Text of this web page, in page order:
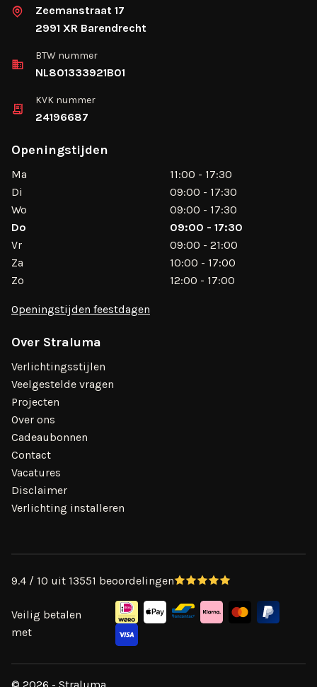
Zeemanstraat 17
2991 XR Barendrecht
BTW nummer
NL801333921B01
KVK nummer
24196687
Openingstijden
Ma
11:00 - 17:30
Di
09:00 - 17:30
Wo
09:00 - 17:30
Do
09:00 - 17:30
Vr
09:00 - 21:00
Za
10:00 - 17:00
Zo
12:00 - 17:00
Openingstijden feestdagen
Over Straluma
Verlichtingsstijlen
Veelgestelde vragen
Projecten
Over ons
Cadeaubonnen
Contact
Vacatures
Disclaimer
Verlichting installeren
9.4 / 10 uit 13551 beoordelingen
Veilig betalen
met
© 2026 - Straluma